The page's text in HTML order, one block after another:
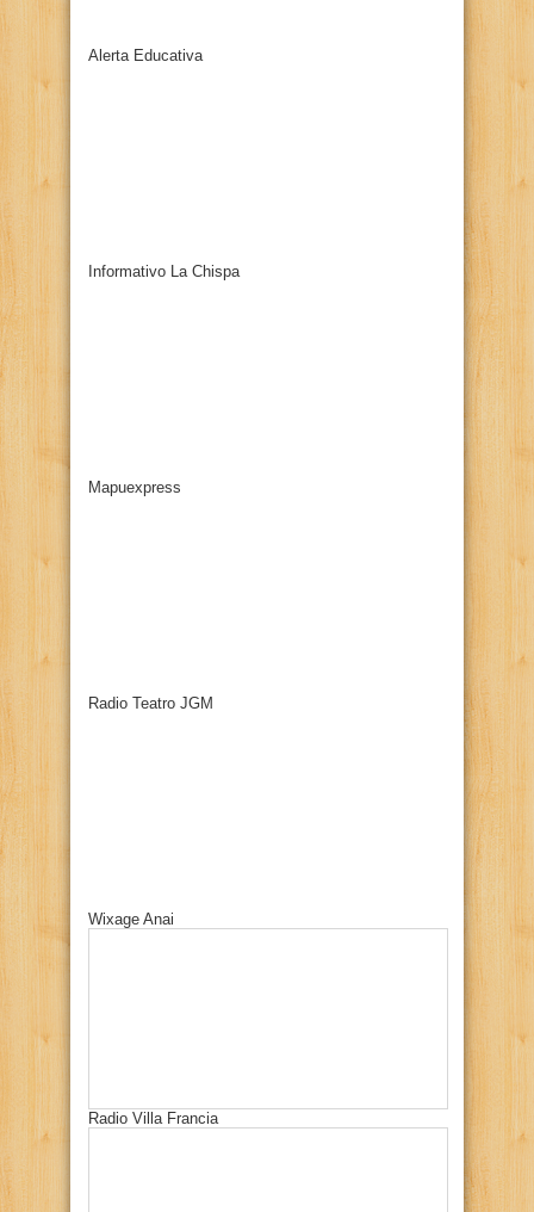
Alerta Educativa
Informativo La Chispa
Mapuexpress
Radio Teatro JGM
Wixage Anai
Radio Villa Francia